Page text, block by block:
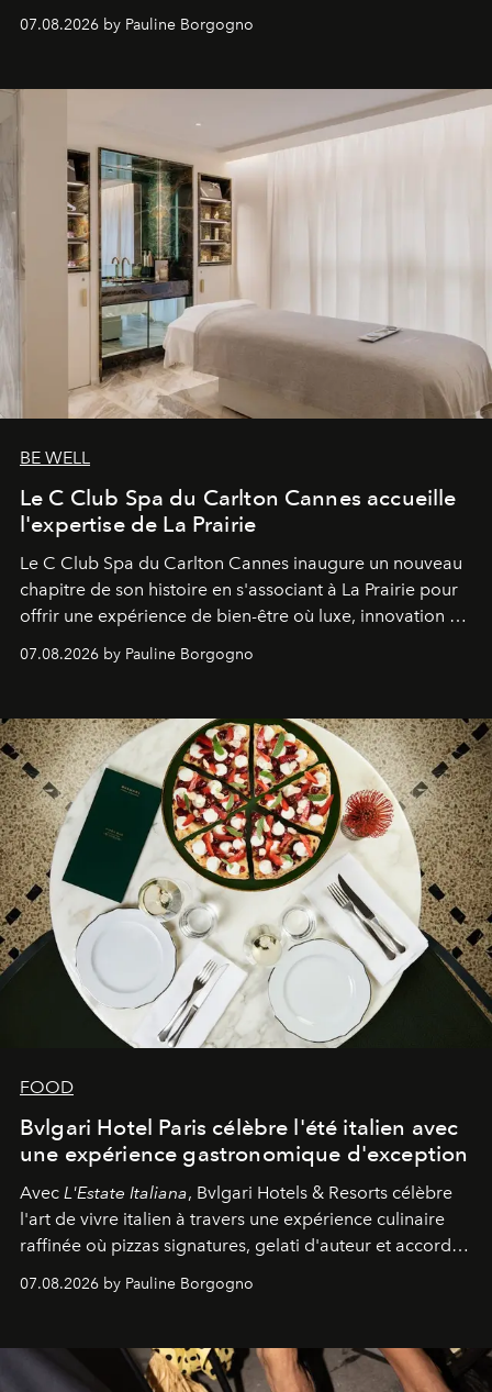
inédites et plongée dans les coulisses d'un phénomène
générationnel.
07.08.2026 by Pauline Borgogno
BE WELL
Le C Club Spa du Carlton Cannes accueille
l'expertise de La Prairie
Le C Club Spa du Carlton Cannes inaugure un nouveau
chapitre de son histoire en s'associant à La Prairie pour
offrir une expérience de bien-être où luxe, innovation et
expertise se rencontrent.
07.08.2026 by Pauline Borgogno
FOOD
Bvlgari Hotel Paris célèbre l'été italien avec
une expérience gastronomique d'exception
Avec L'Estate Italiana, Bvlgari Hotels & Resorts célèbre
l'art de vivre italien à travers une expérience culinaire
raffinée où pizzas signatures, gelati d'auteur et accords
d'exception composent un véritable voyage sensoriel.
07.08.2026 by Pauline Borgogno